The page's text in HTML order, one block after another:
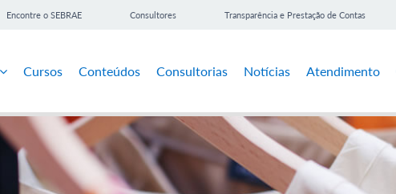
Encontre o SEBRAE Consultores Transparência e Prestação de Contas
Cursos Conteúdos Consultorias Notícias Atendimento